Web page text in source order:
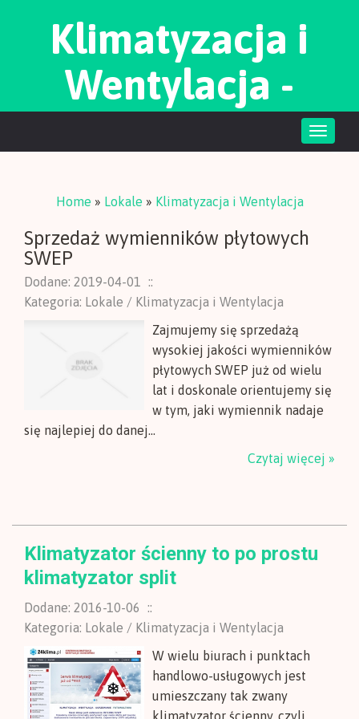
Klimatyzacja i
Wentylacja -
mamo nadchodzęToggle
Home » Lokale » Klimatyzacja i Wentylacja
Sprzedaż wymienników płytowych
SWEP
Dodane: 2019-04-01
::
Kategoria: Lokale / Klimatyzacja i Wentylacja
Zajmujemy się sprzedażą
wysokiej jakości wymienników
płytowych SWEP już od wielu
lat i doskonale orientujemy się
w tym, jaki wymiennik nadaje
się najlepiej do danej...
Czytaj więcej »
Klimatyzator ścienny to po prostu
klimatyzator split
Dodane: 2016-10-06
::
Kategoria: Lokale / Klimatyzacja i Wentylacja
W wielu biurach i punktach
handlowo-usługowych jest
umieszczany tak zwany
klimatyzator ścienny, czyli